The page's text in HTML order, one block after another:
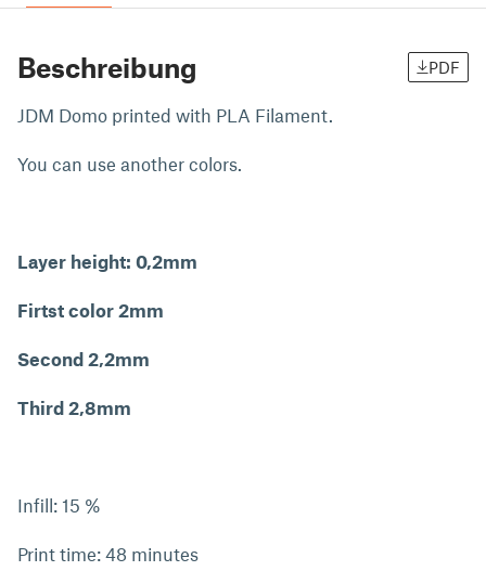
Beschreibung PDF
JDM Domo printed with PLA Filament.
You can use another colors.
Layer height: 0,2mm
Firtst color 2mm
Second 2,2mm
Third 2,8mm
Infill: 15 %
Print time: 48 minutes